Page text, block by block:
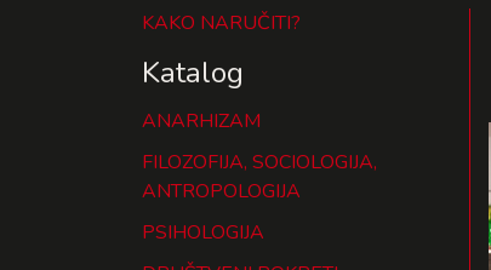
KAKO NARUČITI?
Katalog
ANARHIZAM
FILOZOFIJA, SOCIOLOGIJA,
ANTROPOLOGIJA
PSIHOLOGIJA